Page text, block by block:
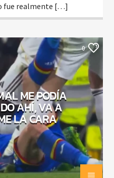
fue realmente […]
0
ME PODÍA
AHÍ, VA A
LA CARA